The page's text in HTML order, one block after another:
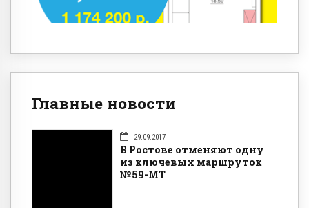
Главные новости
29.09.2017
В Ростове отменяют одну
из ключевых маршруток
№59-МТ